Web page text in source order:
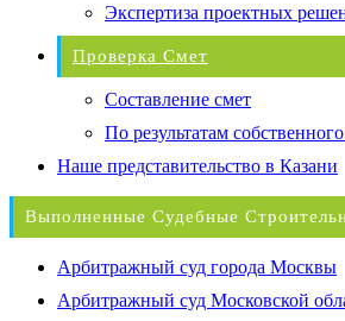
Экспертиза проектных
Проверка Смет
Составление смет
По результатам
Наше представительство в Казани
Выполненные Судебные
Арбитражный суд города Москвы
Арбитражный суд Московской